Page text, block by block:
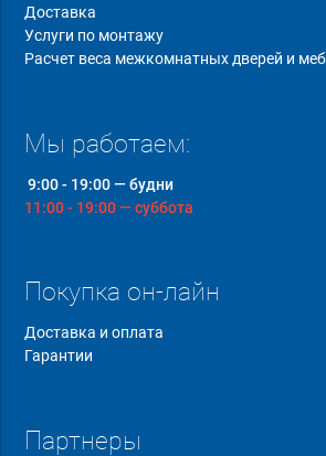
Доставка
Услуги по монтажу
Расчет веса межкомнатных дверей и
Мы работаем:
9:00 - 19:00 — будни
11:00 - 19:00 — суббота
Покупка он-лайн
Доставка и оплата
Гарантии
Партнеры